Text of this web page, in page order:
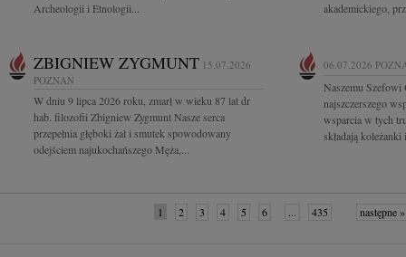
Archeologii i Etnologii...
akademickiego,
ZBIGNIEW ZYGMUNT 15.07.2026
POZNAŃ
W dniu 9 lipca 2026 roku, zmarł w wieku 87 lat dr
hab. filozofii Zbigniew Zygmunt Nasze serca
przepełnia głęboki żal i smutek spowodowany
odejściem najukochańszego Męża,...
06.07.2026
Naszemu
najszczerszego
wsparcia w tych
składają koleżanki
1 2 3 4 5 6 ... 435 następne »